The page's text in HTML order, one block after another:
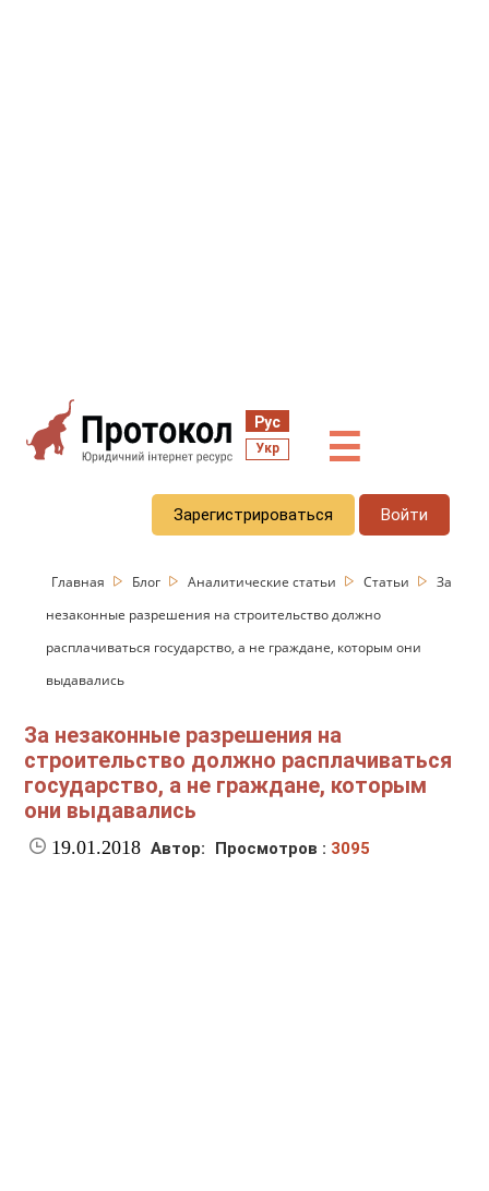
Рус
Укр ☰
Зарегистрироваться Войти
Главная Блог Аналитические статьи Статьи
За
незаконные разрешения на строительство должно
расплачиваться государство, а не граждане, которым они
выдавались
За незаконные разрешения на
строительство должно расплачиваться
государство, а не граждане, которым
они выдавались
19.01.2018 Автор: Просмотров : 3095